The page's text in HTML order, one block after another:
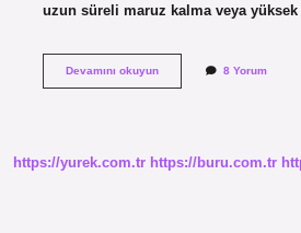
uzun süreli maruz kalma veya
Devamını okuyunSu
8 Yorum
https://yurek.com.tr https://buru.com.tr